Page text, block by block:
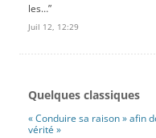
les…”
Juil 12, 12:29
Quelques classiques
« Conduire sa raison » afin
vérité »